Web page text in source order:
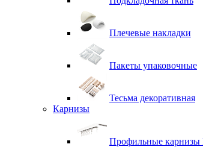
Плечевые накладки
Пакеты упаковочные
Тесьма декоративная
Карнизы
Профильные карнизы